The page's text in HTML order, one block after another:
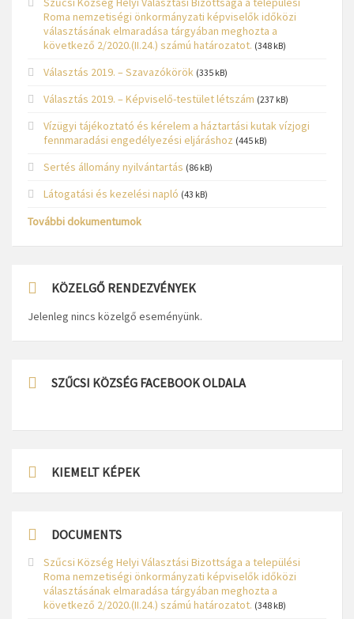
Roma nemzetiségi önkormányzati képviselők időközi
választásának elmaradása tárgyában meghozta a
következő 2/2020.(II.24.) számú határozatot. (348 kB)
Választás 2019. – Szavazókörök (335 kB)
Választás 2019. – Képviselő-testület létszám (237 kB)
Vízügyi tájékoztató és kérelem a háztartási kutak vízjogi
fennmaradási engedélyezési eljáráshoz (445 kB)
Sertés állomány nyilvántartás (86 kB)
Látogatási és kezelési napló (43 kB)
További dokumentumok
KÖZELGŐ RENDEZVÉNYEK
Jelenleg nincs közelgő eseményünk.
SZŰCSI KÖZSÉG FACEBOOK OLDALA
KIEMELT KÉPEK
DOCUMENTS
Szűcsi Község Helyi Választási Bizottsága a települési
Roma nemzetiségi önkormányzati képviselők időközi
választásának elmaradása tárgyában meghozta a
következő 2/2020.(II.24.) számú határozatot. (348 kB)